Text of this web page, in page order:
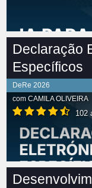
Declaração
Específicos
DeRe 2026
com CAMILA OLIVEIRA
102